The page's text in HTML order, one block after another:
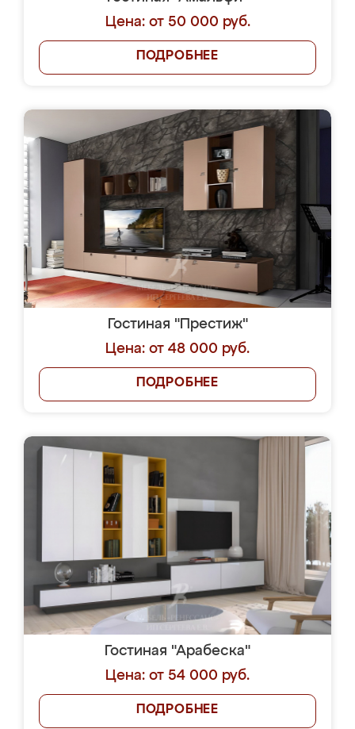
Цена: от 50 000 руб.
ПОДРОБНЕЕ
Гостиная "Престиж"
Цена: от 48 000 руб.
ПОДРОБНЕЕ
Гостиная "Арабеска"
Цена: от 54 000 руб.
ПОДРОБНЕЕ